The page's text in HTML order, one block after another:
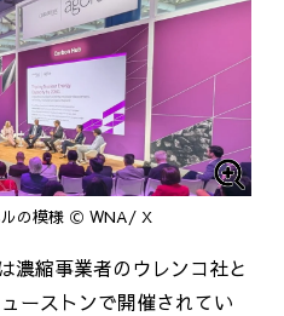
ルの模様 Ⓒ WNA/ X
濃縮事業者のウレンコ社と
ーストンで開催されてい